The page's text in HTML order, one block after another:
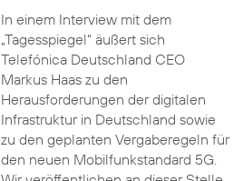
In einem Interview mit dem
„Tagesspiegel“ äußert sich
Telefónica Deutschland CEO
Markus Haas zu den
Herausforderungen der digitalen
Infrastruktur in Deutschland sowie
zu den geplanten Vergaberegeln für
den neuen Mobilfunkstandard 5G.